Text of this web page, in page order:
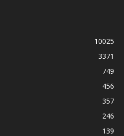
10025
3371
749
456
357
246
139